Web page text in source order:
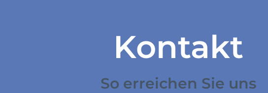
Kontakt
So erreichen Sie uns